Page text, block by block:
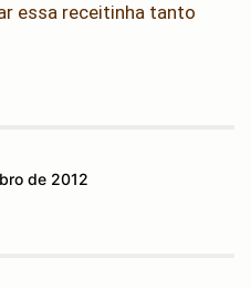
essa receitinha tanto
de 2012